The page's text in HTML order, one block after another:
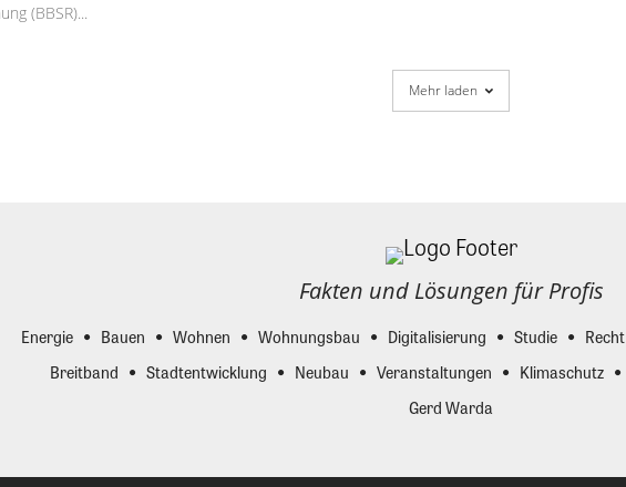
(BBSR)...
Mehr laden
Fakten und Lösungen für Profis
Energie Bauen Wohnen Wohnungsbau Digitalisierung Studie Recht
Breitband
Stadtentwicklung Neubau Veranstaltungen Klimaschutz
Gerd Warda